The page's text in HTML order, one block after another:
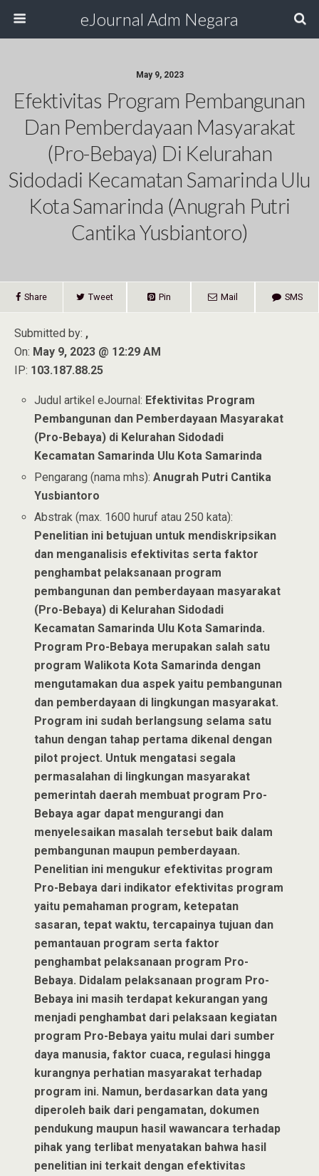
eJournal Adm Negara
May 9, 2023
Efektivitas Program Pembangunan
Dan Pemberdayaan Masyarakat
(Pro-Bebaya) Di Kelurahan
Sidodadi Kecamatan Samarinda Ulu
Kota Samarinda (Anugrah Putri
Cantika Yusbiantoro)
Share Tweet Pin Mail SMS
Submitted by: ,
On: May 9, 2023 @ 12:29 AM
IP: 103.187.88.25
Judul artikel eJournal: Efektivitas Program
Pembangunan dan Pemberdayaan Masyarakat
(Pro-Bebaya) di Kelurahan Sidodadi
Kecamatan Samarinda Ulu Kota Samarinda
Pengarang (nama mhs):Anugrah Putri Cantika
Yusbiantoro
Abstrak (max. 1600 huruf atau 250 kata):
Penelitian ini betujuan untuk mendiskripsikan
dan menganalisis efektivitas serta faktor
penghambat pelaksanaan program
pembangunan dan pemberdayaan masyarakat
(Pro-Bebaya) di Kelurahan Sidodadi
Kecamatan Samarinda Ulu Kota Samarinda.
Program Pro-Bebaya merupakan salah satu
program Walikota Kota Samarinda dengan
mengutamakan dua aspek yaitu pembangunan
dan pemberdayaan di lingkungan masyarakat.
Program ini sudah berlangsung selama satu
tahun dengan tahap pertama dikenal dengan
pilot project. Untuk mengatasi segala
permasalahan di lingkungan masyarakat
pemerintah daerah membuat program Pro-
Bebaya agar dapat mengurangi dan
menyelesaikan masalah tersebut baik dalam
pembangunan maupun pemberdayaan.
Penelitian ini mengukur efektivitas program
Pro-Bebaya dari indikator efektivitas program
yaitu pemahaman program, ketepatan
sasaran, tepat waktu, tercapainya tujuan dan
pemantauan program serta faktor
penghambat pelaksanaan program Pro-
Bebaya. Didalam pelaksanaan program Pro-
Bebaya ini masih terdapat kekurangan yang
menjadi penghambat dari pelaksaan kegiatan
program Pro-Bebaya yaitu mulai dari sumber
daya manusia, faktor cuaca, regulasi hingga
kurangnya perhatian masyarakat terhadap
program ini. Namun, berdasarkan data yang
diperoleh baik dari pengamatan, dokumen
pendukung maupun hasil wawancara terhadap
pihak yang terlibat menyatakan bahwa hasil
penelitian ini terkait dengan efektivitas